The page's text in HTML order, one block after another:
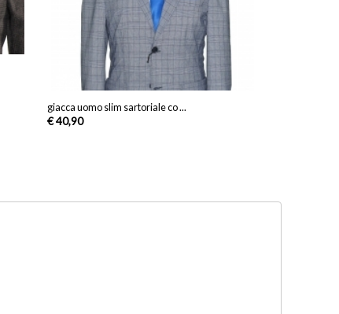
giacca uomo slim sartoriale co ...
€ 40,90